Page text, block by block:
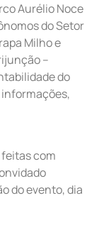
Aurélio Noce
do Setor
Milho e
–
do
informações,
com
do evento, dia